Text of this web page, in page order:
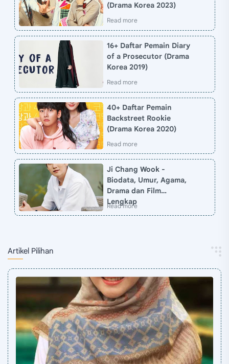
(Drama Korea 2023)
16+ Daftar Pemain Diary
of a Prosecutor (Drama
Korea 2019)
40+ Daftar Pemain
Backstreet Rookie
(Drama Korea 2020)
Ji Chang Wook -
Biodata, Umur, Agama,
Drama dan Film
Lengkap
Artikel Pilihan